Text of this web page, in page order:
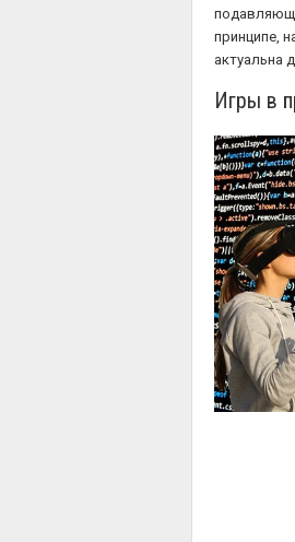
принципе,
актуальна
Игры в